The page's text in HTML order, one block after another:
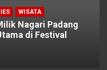
WISATA
Nagari Padang
di Festival